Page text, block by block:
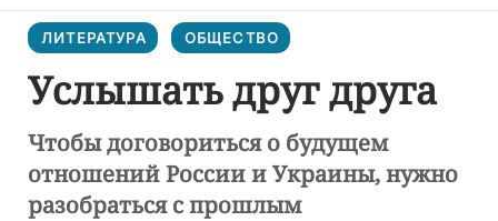
ЛИТЕРАТУРА ОБЩЕСТВО
Услышать друг друга
Чтобы договориться о будущем
отношений России и Украины, нужно
разобраться с прошлым